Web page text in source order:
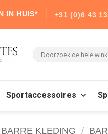
IN HUIS* +31 (0)6 43
Sportaccessoires
BARRE KLEDING /